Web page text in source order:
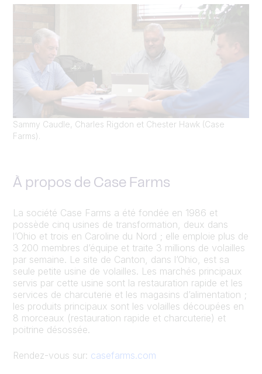
Sammy Caudle, Charles Rigdon et Chester Hawk (Case
Farms).
À propos de Case Farms
La société Case Farms a été fondée en 1986 et
possède cinq usines de transformation, deux dans
l’Ohio et trois en Caroline du Nord ; elle emploie plus de
3 200 membres d’équipe et traite 3 millions de volailles
par semaine. Le site de Canton, dans l’Ohio, est sa
seule petite usine de volailles. Les marchés principaux
servis par cette usine sont la restauration rapide et les
services de charcuterie et les magasins d’alimentation ;
les produits principaux sont les volailles découpées en
8 morceaux (restauration rapide et charcuterie) et
poitrine désossée.
Rendez-vous sur: casefarms.com